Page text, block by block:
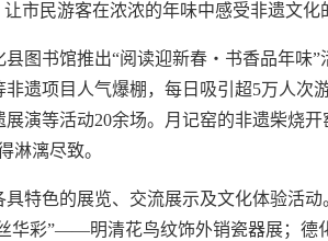
市民游客在浓浓的年味中感受非遗文化
图书馆推出“阅读迎新春・书香品年味
遗项目人气爆棚，每日吸引超5万人次
演等活动20余场。月记窑的非遗柴烧
淋漓尽致。
特色的展览、交流展示及文化体验活
华彩”——明清花鸟纹饰外销瓷器展；德